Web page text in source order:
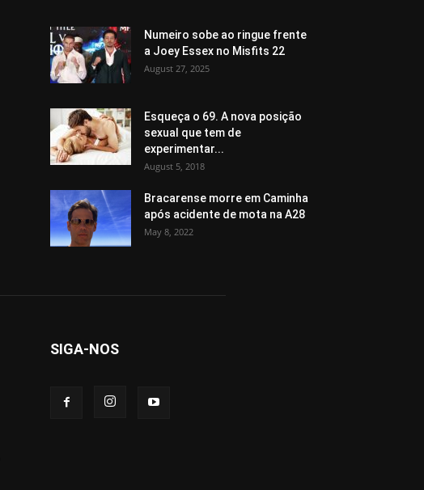
Numeiro sobe ao ringue frente
a Joey Essex no Misfits 22
August 27, 2025
Esqueça o 69. A nova posição
sexual que tem de
experimentar...
August 5, 2018
Bracarense morre em Caminha
após acidente de mota na A28
May 8, 2022
SIGA-NOS